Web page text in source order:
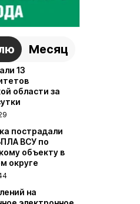
Месяц
13
области за
пострадали
ВСУ по
объекту в
округе
на